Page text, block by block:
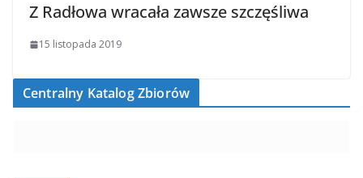
Z Radłowa wracała zawsze szczęśliwa
15 listopada 2019
Centralny Katalog Zbiorów